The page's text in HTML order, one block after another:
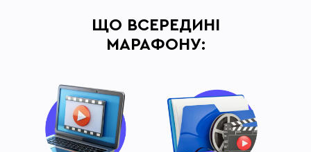
ЩО ВСЕРЕДИНІ
МАРАФОНУ: